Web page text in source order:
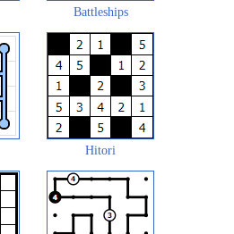
Battleships
Hitori